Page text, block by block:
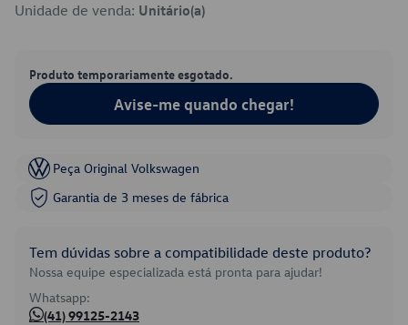
Unidade de venda: Unitário(a)
Produto temporariamente esgotado.
Avise-me quando chegar!
Peça Original Volkswagen
Garantia de 3 meses de fábrica
Tem dúvidas sobre a compatibilidade deste produto?
Nossa equipe especializada está pronta para ajudar!
Whatsapp:
(41) 99125-2143